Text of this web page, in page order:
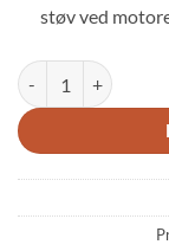
støv ved
MAKITA 191D73-9